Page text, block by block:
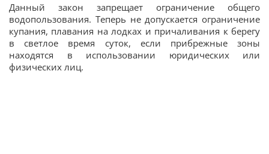
Данный закон запрещает ограничение общего
водопользования. Теперь не допускается ограничение
купания, плавания на лодках и причаливания к берегу
в светлое время суток, если прибрежные зоны
находятся в использовании юридических или
физических лиц.